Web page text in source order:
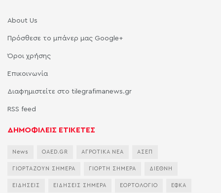
About Us
Πρόσθεσε το μπάνερ μας Google+
Όροι χρήσης
Επικοινωνία
Διαφημιστείτε στο tilegrafimanews.gr
RSS feed
ΔΗΜΟΦΙΛΕΙΣ ΕΤΙΚΕΤΕΣ
News OAED.GR ΑΓΡΟΤΙΚΑ ΝΕΑ ΑΣΕΠ
ΓΙΟΡΤΑΖΟΥΝ ΣΗΜΕΡΑ ΓΙΟΡΤΗ ΣΗΜΕΡΑ ΔΙΕΘΝΗ
ΕΙΔΗΣΕΙΣ ΕΙΔΗΣΕΙΣ ΣΗΜΕΡΑ ΕΟΡΤΟΛΟΓΙΟ ΕΦΚΑ